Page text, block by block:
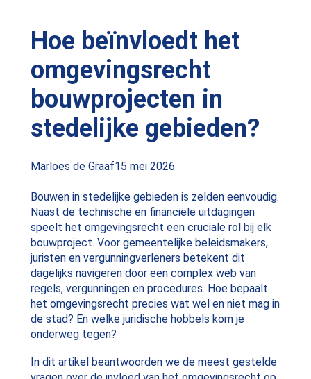
Hoe beïnvloedt het
omgevingsrecht
bouwprojecten in
stedelijke gebieden?
Posted
Marloes de Graaf15 mei 2026
Bouwen in stedelijke gebieden is zelden eenvoudig.
Naast de technische en financiële uitdagingen
speelt het omgevingsrecht een cruciale rol bij elk
bouwproject. Voor gemeentelijke beleidsmakers,
juristen en vergunningverleners betekent dit
dagelijks navigeren door een complex web van
regels, vergunningen en procedures. Hoe bepaalt
het omgevingsrecht precies wat wel en niet mag in
de stad? En welke juridische hobbels kom je
onderweg tegen?
In dit artikel beantwoorden we de meest gestelde